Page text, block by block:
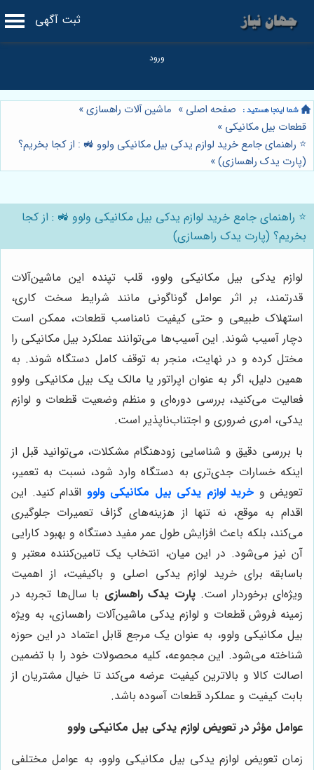
ثبت آگهی
صفحه اصلی » ماشین آلات راهسازی»
قطعات بیل مکانیکی »
⭐️ راهنمای جامع خرید لوازم یدکی بیل مکانیکی ولوو 🚜 : از کجا بخریم؟
(پارت یدک راهسازی)»
⭐️ راهنمای جامع خرید لوازم یدکی بیل مکانیکی ولوو 🚜 : از کجا
بخریم؟ (پارت یدک راهسازی)
لوازم یدکی بیل مکانیکی ولوو، قلب تپنده این ماشین‌آلات
قدرتمند، بر اثر عوامل گوناگونی مانند شرایط سخت کاری،
استهلاک طبیعی و حتی کیفیت نامناسب قطعات، ممکن است
دچار آسیب شوند. این آسیب‌ها می‌توانند عملکرد بیل مکانیکی را
مختل کرده و در نهایت، منجر به توقف کامل دستگاه شوند. به
همین دلیل، اگر به عنوان اپراتور یا مالک یک بیل مکانیکی ولوو
فعالیت می‌کنید، بررسی دوره‌ای و منظم وضعیت قطعات و لوازم
یدکی، امری ضروری و اجتناب‌ناپذیر است.
با بررسی دقیق و شناسایی زودهنگام مشکلات، می‌توانید قبل از
اینکه خسارات جدی‌تری به دستگاه وارد شود، نسبت به تعمیر،
تعویض و خرید لوازم یدکی بیل مکانیکی ولوو اقدام کنید. این
اقدام به موقع، نه تنها از هزینه‌های گزاف تعمیرات جلوگیری
می‌کند، بلکه باعث افزایش طول عمر مفید دستگاه و بهبود کارایی
آن نیز می‌شود. در این میان، انتخاب یک تامین‌کننده معتبر و
باسابقه برای خرید لوازم یدکی اصلی و باکیفیت، از اهمیت
ویژه‌ای برخوردار است.پارت یدک راهسازی با سال‌ها تجربه در
زمینه فروش قطعات و لوازم یدکی ماشین‌آلات راهسازی، به ویژه
بیل مکانیکی ولوو، به عنوان یک مرجع قابل اعتماد در این حوزه
شناخته می‌شود. این مجموعه، کلیه محصولات خود را با تضمین
اصالت کالا و بالاترین کیفیت عرضه می‌کند تا خیال مشتریان از
بابت کیفیت و عملکرد قطعات آسوده باشد.
عوامل مؤثر در تعویض لوازم یدکی بیل مکانیکی ولوو
زمان تعویض لوازم یدکی بیل مکانیکی ولوو، به عوامل مختلفی